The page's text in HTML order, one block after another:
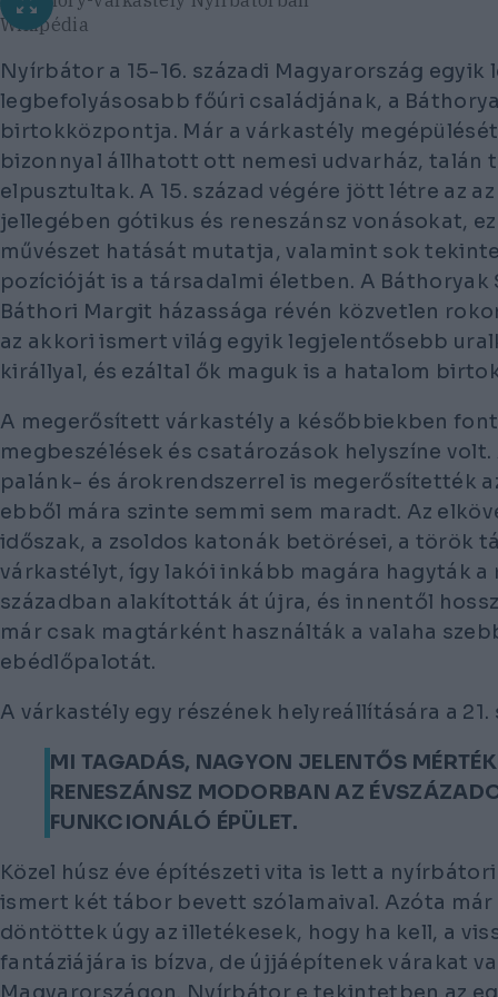
Wikipédia
Nyírbátor a 15-16. századi Magyarország egyik
legbefolyásosabb főúri családjának, a
birtokközpontja. Már a várkastély
bizonnyal állhatott ott nemesi udvarház, talán
elpusztultak. A 15. század végére jött létre az
jellegében gótikus és reneszánsz vonásokat,
művészet hatását mutatja, valamint sok
pozícióját is a társadalmi életben. A Báthoryak
Báthori Margit házassága révén közvetlen
az akkori ismert világ egyik legjelentősebb
királlyal, és ezáltal ők maguk is a hatalom
A megerősített várkastély a későbbiekben
megbeszélések és csatározások helyszíne volt.
palánk- és árokrendszerrel is megerősítették
ebből mára szinte semmi sem maradt. Az
időszak, a zsoldos katonák betörései, a török
várkastélyt, így lakói inkább magára hagyták a
században alakították át újra, és innentől
már csak magtárként használták a valaha
ebédlőpalotát.
A várkastély egy részének helyreállítására a
MI TAGADÁS, NAGYON JELENTŐS
RENESZÁNSZ MODORBAN AZ
FUNKCIONÁLÓ ÉPÜLET.
Közel húsz éve építészeti vita is lett a nyírbátori
ismert két tábor bevett szólamaival. Azóta már
döntöttek úgy az illetékesek, hogy ha kell, a
fantáziájára is bízva, de újjáépítenek várakat